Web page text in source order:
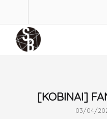
[KOBINAI]
03/04/